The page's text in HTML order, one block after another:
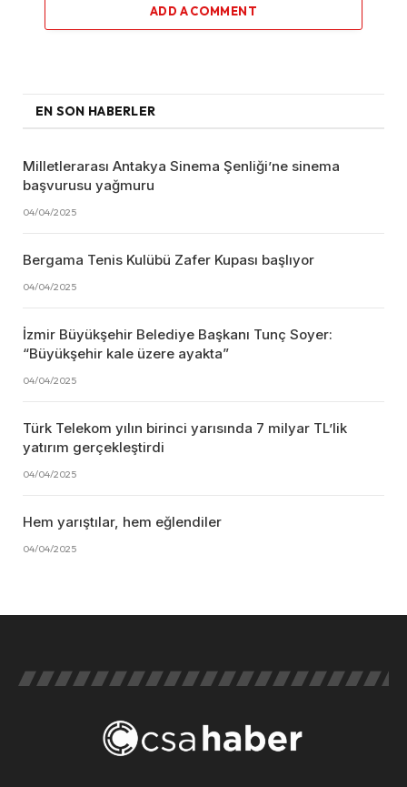
ADD A COMMENT
EN SON HABERLER
Milletlerarası Antakya Sinema Şenliği’ne sinema
başvurusu yağmuru
04/04/2025
Bergama Tenis Kulübü Zafer Kupası başlıyor
04/04/2025
İzmir Büyükşehir Belediye Başkanı Tunç Soyer:
“Büyükşehir kale üzere ayakta”
04/04/2025
Türk Telekom yılın birinci yarısında 7 milyar TL’lik
yatırım gerçekleştirdi
04/04/2025
Hem yarıştılar, hem eğlendiler
04/04/2025